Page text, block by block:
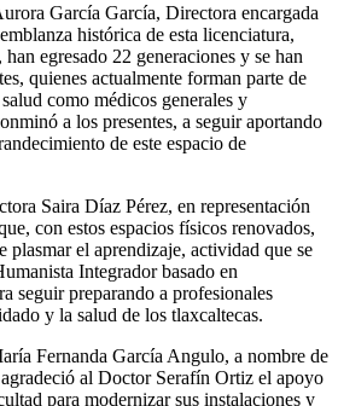
García García, Directora encargada
histórica de esta licenciatura,
egresado 22 generaciones y se han
quienes actualmente forman parte de
como médicos generales y
a los presentes, a seguir aportando
de este espacio de
Saira Díaz Pérez, en representación
con estos espacios físicos renovados,
plasmar el aprendizaje, actividad que se
Integrador basado en
seguir preparando a profesionales
y la salud de los tlaxcaltecas.
Fernanda García Angulo, a nombre de
al Doctor Serafín Ortiz el apoyo
para modernizar sus instalaciones y